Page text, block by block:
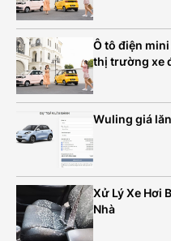
Ô tô điện
thị trường xe
Wuling giá
Xử Lý Xe Hơi
Nhà